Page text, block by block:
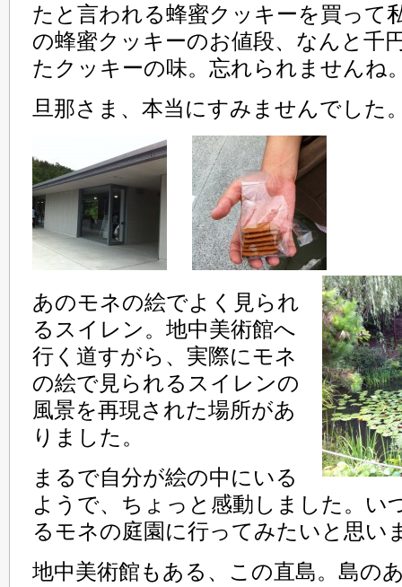
たと言われる蜂蜜クッキーを買って
の蜂蜜クッキーのお値段、なんと
たクッキーの味。忘れられませんね
旦那さま、本当にすみませんでした
あのモネの絵でよく見られ
るスイレン。地中美術館へ
行く道すがら、実際にモネ
の絵で見られるスイレンの
風景を再現された場所があ
りました。
まるで自分が絵の中にいる
ようで、ちょっと感動しました。い
るモネの庭園に行ってみたいと思い
地中美術館もある、この直島。島の